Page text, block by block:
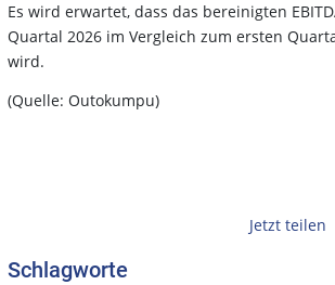
Es wird erwartet, dass das bereinigten
Quartal 2026 im Vergleich zum ersten
wird.
(Quelle: Outokumpu)
Jetzt teilen
Schlagworte